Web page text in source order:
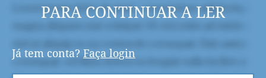
PARA CONTINUAR A LER
Já tem conta? Faça login